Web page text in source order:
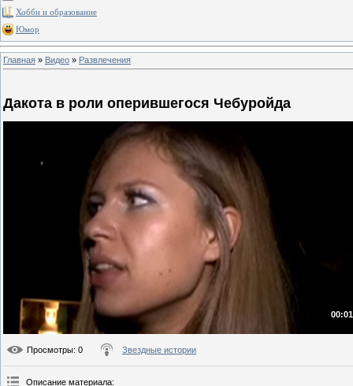
Хобби и образование
Юмор
Главная » Видео » Развлечения
Дакота в роли оперившегося Чебуройда
Просмотры: 0 Звездные истории
Описание материала: